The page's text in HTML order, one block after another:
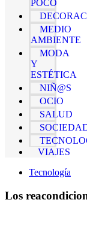
POCO
MEDIO
AMBIENTE
MODA
Y
ESTÉTICA
NIÑ@S
OCIO
SALUD
VIAJES
Tecnología
Los